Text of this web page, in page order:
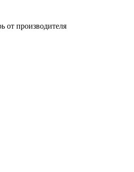
от производителя